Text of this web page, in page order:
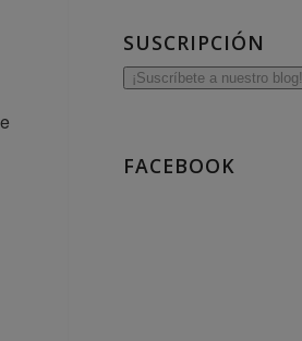
SUSCRIPCIÓN
¡Suscríbete a nuestro blog!
FACEBOOK